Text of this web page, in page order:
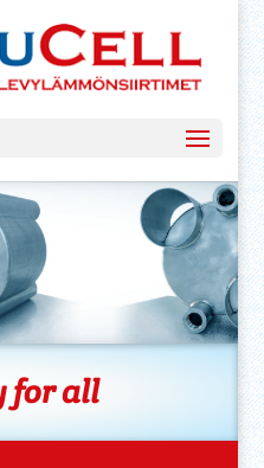
for all